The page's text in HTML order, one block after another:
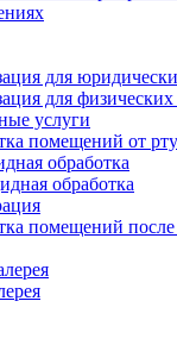
для
для
услуги
помещений от
обработка
обработка
помещений